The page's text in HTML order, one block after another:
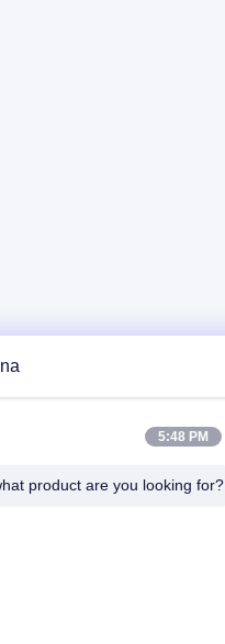
5:48 PM
product are you looking for?